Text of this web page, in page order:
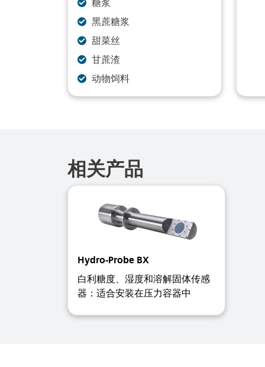
糖浆
黑蔗糖浆
甜菜丝
甘蔗渣
动物饲料
相关产品
Hydro-Probe BX
白利糖度、湿度和溶解固体传感
器：适合安装在压力容器中